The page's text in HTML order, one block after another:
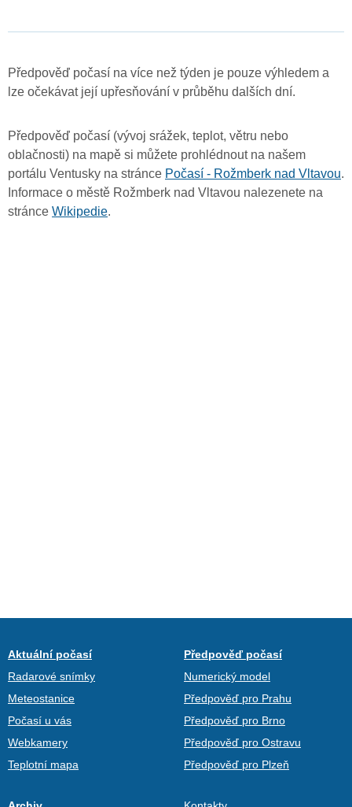
Předpověď počasí na více než týden je pouze výhledem a
lze očekávat její upřesňování v průběhu dalších dní.
Předpověď počasí (vývoj srážek, teplot, větru nebo
oblačnosti) na mapě si můžete prohlédnout na našem
portálu Ventusky na stránce Počasí - Rožmberk nad Vltavou.
Informace o městě Rožmberk nad Vltavou nalezenete na
stránce Wikipedie.
Aktuální počasí
Radarové snímky
Meteostanice
Počasí u vás
Webkamery
Teplotní mapa
Předpověď počasí
Numerický model
Předpověď pro Prahu
Předpověď pro Brno
Předpověď pro Ostravu
Předpověď pro Plzeň